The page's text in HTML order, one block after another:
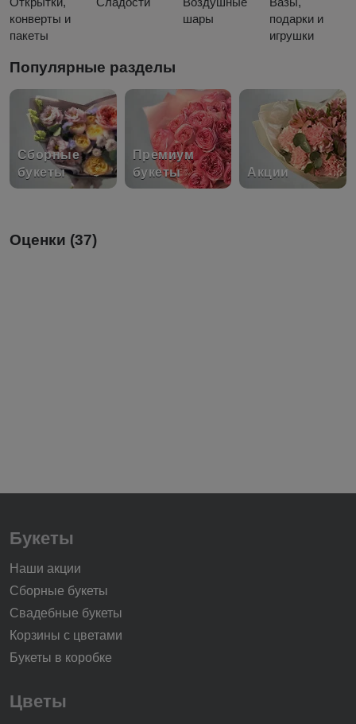
конверты и
пакеты
шары
подарки и
игрушки
Популярные разделы
Сборные
букеты
Премиум
букеты
Акции
Оценки (37)
Букеты
Наши акции
Сборные букеты
Свадебные букеты
Корзины с цветами
Букеты в коробке
Цветы